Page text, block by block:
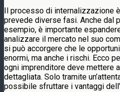
Il processo di internalizzazione
prevede diverse fasi. Anche dal
esempio, è importante
analizzare il mercato nel suo
si può accorgere che le
enormi, ma anche i rischi. Ecco
ogni imprenditore deve mettere
dettagliata. Solo tramite
possibile sfruttare i vantaggi